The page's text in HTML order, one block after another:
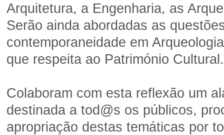
Arquitetura, a Engenharia, as
Serão ainda abordadas as
contemporaneidade em
que respeita ao Património Cultural.
Colaboram com esta reflexão um
destinada a tod@s os públicos,
apropriação destas temáticas por